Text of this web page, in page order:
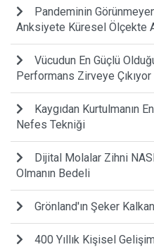
Pandeminin
Anksiyete Küresel Ölçekte
Vücudun En Güçlü
Performans Zirveye Çıkıyor
Kaygıdan Kurtulmanın
Nefes Tekniği
Dijital Molalar Zihni
Olmanın Bedeli
Grönland'ın Şeker
400 Yıllık Kişisel